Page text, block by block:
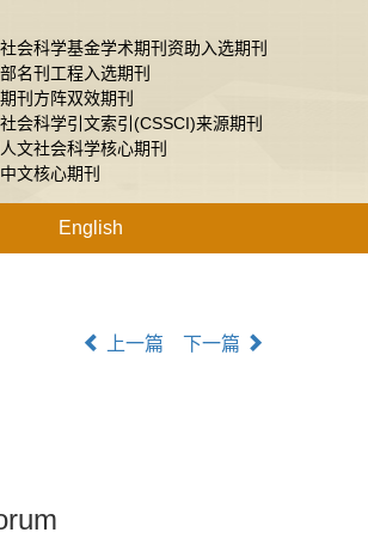
会科学基金学术期刊资助入选期刊
名刊工程入选期刊
刊方阵双效期刊
会科学引文索引(CSSCI)来源期刊
文社会科学核心期刊
文核心期刊
English
上一篇 下一篇